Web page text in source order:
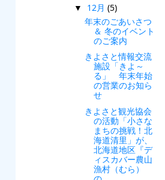
▼ 12月 (5)
年末のごあいさつ
＆ 冬のイベント
のご案内
きよさと情報交流
施設「きよ～
る」 年末年始
の営業のお知ら
せ
きよさと観光協会
の活動「小さな
まちの挑戦！北
海道清里」が、
北海道地区『デ
ィスカバー農山
漁村（むら）